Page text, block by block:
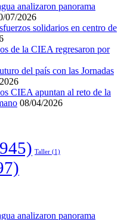
analizaron panorama
07/2026
solidarios en centro de
de la CIEA regresaron por
del país con las Jornadas
CIEA apuntan al reto de la
08/04/2026
Taller (1)
analizaron panorama